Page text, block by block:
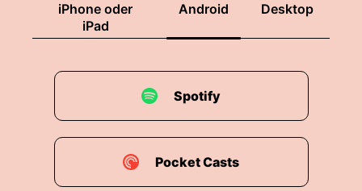
iPhone oder
iPad
Android Desktop
Spotify
Pocket Casts